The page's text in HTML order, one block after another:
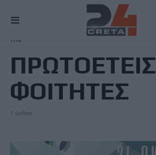
TAG
ΠΡΩΤΟΕΤΕΙΣ
ΦΟΙΤΗΤΕΣ
1 άρθρο